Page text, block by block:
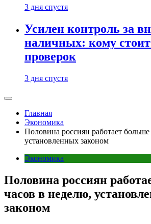
3 дня спустя
Усилен контроль за
наличных: кому стоит
проверок
3 дня спустя
Главная
Экономика
Половина россиян работает
установленных законом
Экономика
Половина россиян
часов в неделю,
законом